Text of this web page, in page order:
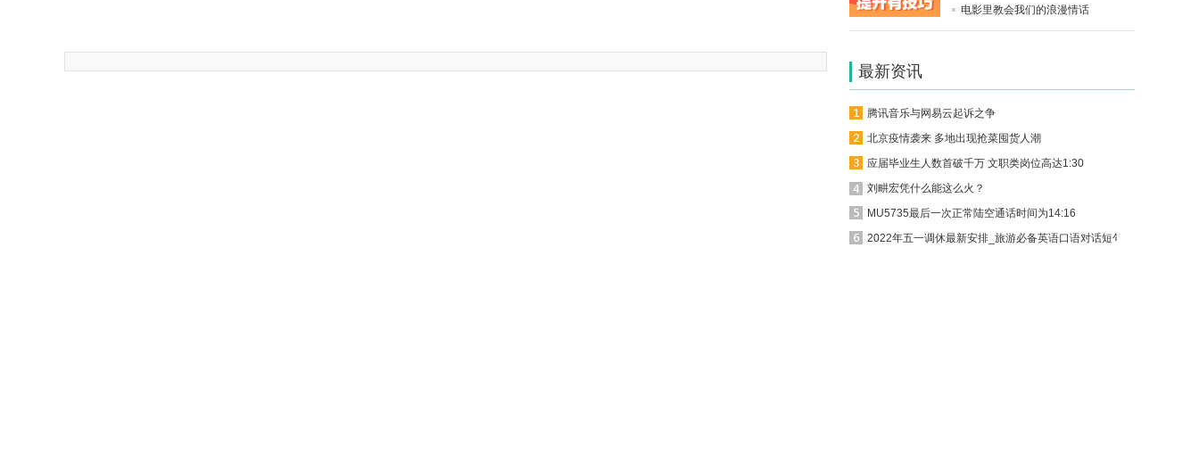
电影里教会我们的浪漫情话
最新资讯
腾讯音乐与网易云起诉之争
北京疫情袭来 多地出现抢菜囤货人潮
应届毕业生人数首破千万 文职类岗位高达1:30
刘畊宏凭什么能这么火？
MU5735最后一次正常陆空通话时间为14:16
2022年五一调休最新安排_旅游必备英语口语对话短句